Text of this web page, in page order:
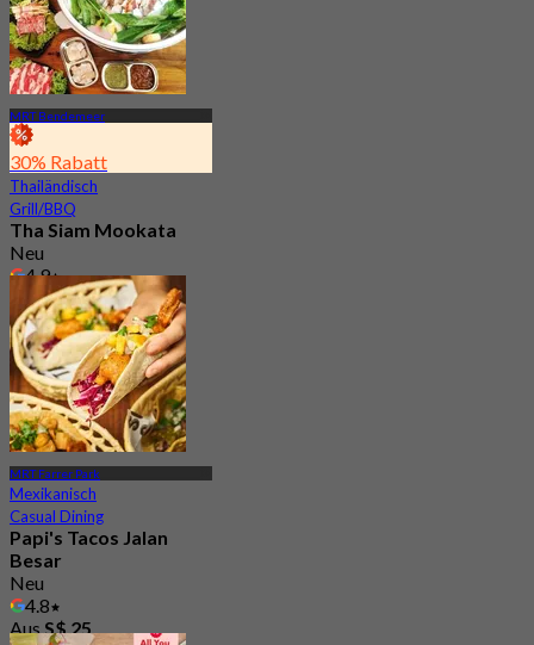
MRT Bendemeer
30% Rabatt
Thailändisch
Grill/BBQ
Tha Siam Mookata
Neu
4.9
AusS$ 18.33
MRT Farrer Park
Mexikanisch
Casual Dining
Papi's Tacos Jalan
Besar
Neu
4.8
AusS$ 25